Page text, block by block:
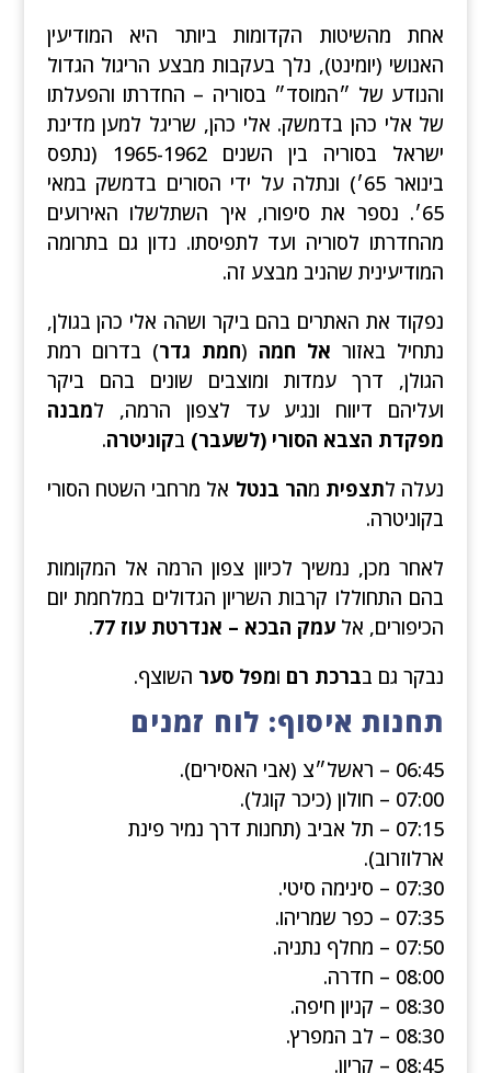
אחת מהשיטות הקדומות ביותר היא המודיעין
האנושי (יומינט), נלך בעקבות מבצע הריגול הגדול
והנודע של ״המוסד״ בסוריה – החדרתו והפעלתו
של אלי כהן בדמשק. אלי כהן, שריגל למען מדינת
ישראל בסוריה בין השנים 1965-1962 (נתפס
בינואר 65׳) ונתלה על ידי הסורים בדמשק במאי
65׳. נספר את סיפורו, איך השתלשלו האירועים
מהחדרתו לסוריה ועד לתפיסתו. נדון גם בתרומה
המודיעינית שהניב מבצע זה.
נפקוד את האתרים בהם ביקר ושהה אלי כהן בגולן,
נתחיל באזור אל חמה (חמת גדר) בדרום רמת
הגולן, דרך עמדות ומוצבים שונים בהם ביקר
ועליהם דיווח ונגיע עד לצפון הרמה, למבנה
מפקדת הצבא הסורי (לשעבר) בקוניטרה.
נעלה לתצפית מהר בנטל אל מרחבי השטח הסורי
בקוניטרה.
לאחר מכן, נמשיך לכיוון צפון הרמה אל המקומות
בהם התחוללו קרבות השריון הגדולים במלחמת יום
הכיפורים, אל עמק הבכא – אנדרטת עוז 77
.
נבקר גם בברכת רם ומפל סער השוצף.
תחנות איסוף: לוח זמנים
06:45 – ראשל״צ (אבי האסירים).
07:00 – חולון (כיכר קוגל).
07:15 – תל אביב (תחנות דרך נמיר פינת
ארלוזרוב).
07:30 – סינימה סיטי.
07:35 – כפר שמריהו.
07:50 – מחלף נתניה.
08:00 – חדרה.
08:30 – קניון חיפה.
08:30 – לב המפרץ.
08:45 – קריון.